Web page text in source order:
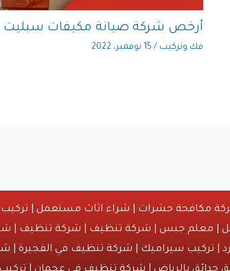
أرخص شركة صيانة مكيفات سبليت
فك وتركيب / 15 نوفمبر، 2022
مكافحة حشرات شراء اثاث مستعمل
معلم جبس شركة تنظيف شركة تنظيف |
| تركيب سيراميك شركة تنظيف في الفجيرة